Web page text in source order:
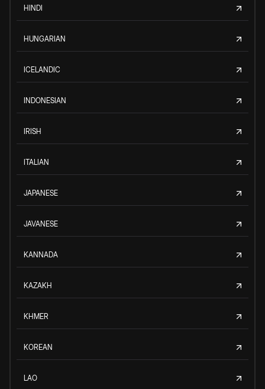
HINDI
HUNGARIAN
ICELANDIC
INDONESIAN
IRISH
ITALIAN
JAPANESE
JAVANESE
KANNADA
KAZAKH
KHMER
KOREAN
LAO